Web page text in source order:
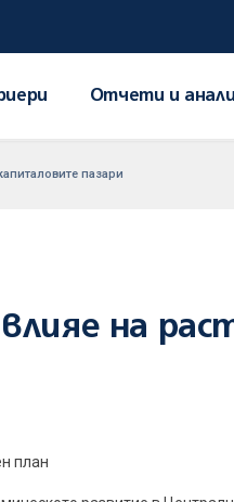
Отчети и
пазари
на
план